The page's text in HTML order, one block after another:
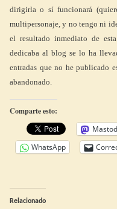
dirigirla o sí funcionará
multipersonaje, y no tengo ni
el resultado inmediato de
dedicaba al blog se lo ha
entradas que no he publicado
abandonado.
Comparte esto:
WhatsApp
Relacionado